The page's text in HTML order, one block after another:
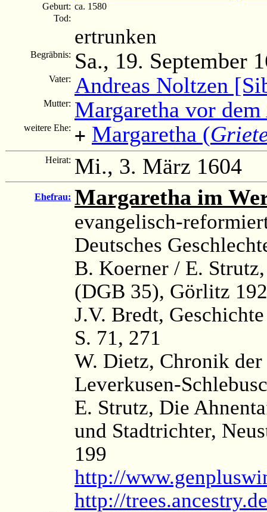
Geburt: ca. 1580
Tod:
ertrunken
Begräbnis: Sa., 19. September
Vater: Andreas Noltzen
Mutter: Margaretha vor
weitere Ehe: + Margaretha (
Heirat: Mi., 3. März 1604
Ehefrau: Margaretha im
evangelisch-
Deutsches
B. Koerner / E.
(DGB 35), Görlitz
J.V. Bredt,
S. 71, 271
W. Dietz, Chronik
Leverkusen-
E. Strutz, Die
und Stadtrichter,
199
http://
http://